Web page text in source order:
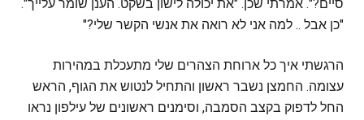
סיים?". אמרתי שכן. "את יכולה לישון בשקט. הענן שומר עלייך".
"כן אבל .. למה אני לא רואה את אנשי הקשר שלי?"
הרגשתי איך כל ארוחת הצהרים שלי מתעכלת במהירות
עצומה. החמצן נשבר ראשון והתחיל לנטוש את הגוף, הראש
החל לדפוק בקצב הסמבה, וסימנים ראשונים של עילפון נראו